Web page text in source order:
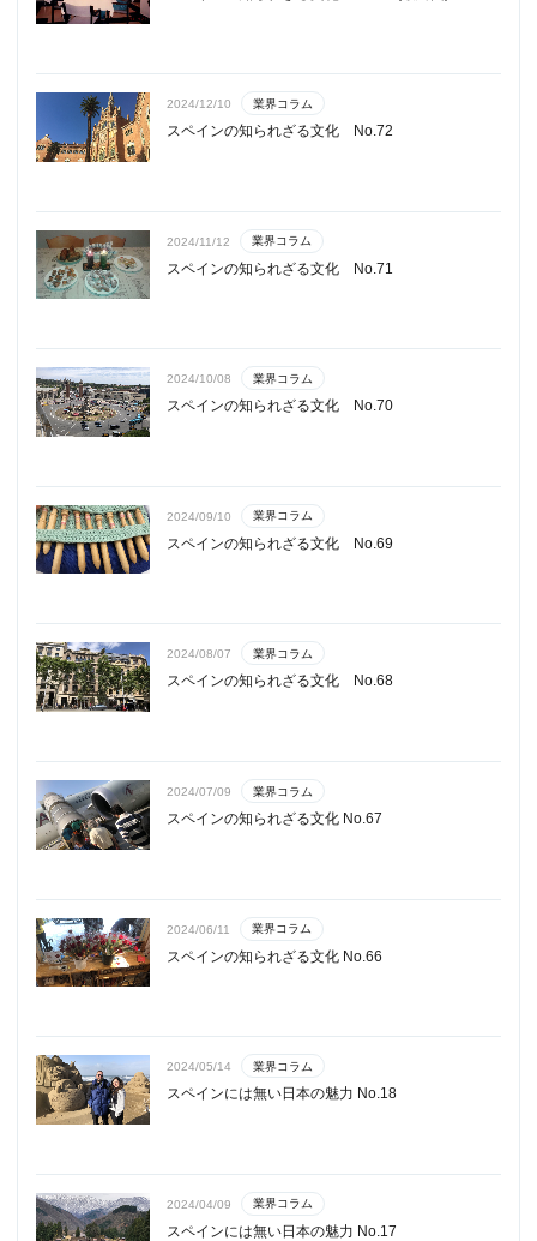
2024/12/10 業界コラム
スペインの知られざる文化 No.72
2024/11/12 業界コラム
スペインの知られざる文化 No.71
2024/10/08 業界コラム
スペインの知られざる文化 No.70
2024/09/10 業界コラム
スペインの知られざる文化 No.69
2024/08/07 業界コラム
スペインの知られざる文化 No.68
2024/07/09 業界コラム
スペインの知られざる文化 No.67
2024/06/11 業界コラム
スペインの知られざる文化 No.66
2024/05/14 業界コラム
スペインには無い日本の魅力 No.18
2024/04/09 業界コラム
スペインには無い日本の魅力 No.17